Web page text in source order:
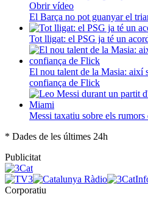
Obrir vídeo
El Barça no pot guanyar el
Tot lligat: el PSG ja té un
El nou talent de la Masia: així
confiança de Flick
Messi taxatiu sobre els
* Dades de les últimes 24h
Publicitat
Corporatiu